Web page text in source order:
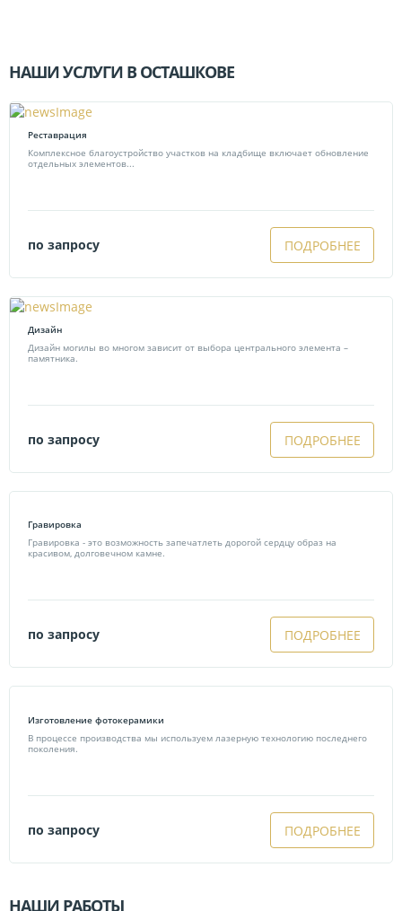
НАШИ УСЛУГИ В ОСТАШКОВЕ
Реставрация
Комплексное благоустройство участков на кладбище включает обновление
отдельных элементов...
по запросу ПОДРОБНЕЕ
Дизайн
Дизайн могилы во многом зависит от выбора центрального элемента –
памятника.
по запросу ПОДРОБНЕЕ
Гравировка
Гравировка - это возможность запечатлеть дорогой сердцу образ на
красивом, долговечном камне.
по запросу ПОДРОБНЕЕ
Изготовление фотокерамики
В процессе производства мы используем лазерную технологию последнего
поколения.
по запросу ПОДРОБНЕЕ
НАШИ РАБОТЫ